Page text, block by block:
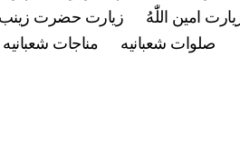
امین اللّٰهُ زیارت حضرت زینب
صلوات شعبانیه
مناجات شعبانیه